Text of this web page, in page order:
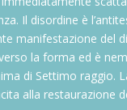
Il disordine è
manifestazione del
la forma ed è
di Settimo raggio.
alla restaurazione